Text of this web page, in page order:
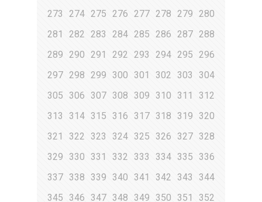
273
274 275 276 277 278 279 280
281
282 283 284 285 286 287 288
289 290 291 292 293 294 295 296
297 298 299 300 301 302 303
304
305
306 307 308 309 310 311
312
313
314 315 316 317 318 319
320
321
322 323 324 325 326 327 328
329
330 331 332 333 334 335
336
337 338 339 340 341 342 343
344
345
346 347 348 349 350 351 352